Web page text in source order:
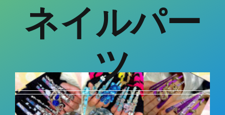
CONTACT
ネイルパー
ツ